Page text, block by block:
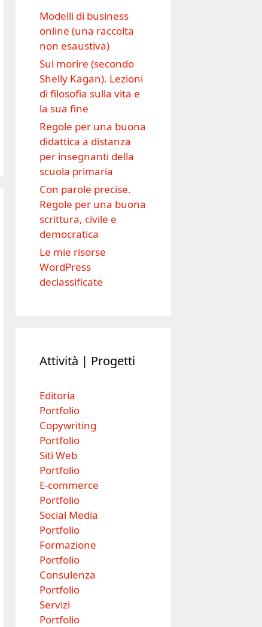
Modelli di business
online (una raccolta
non esaustiva)
Sul morire (secondo
Shelly Kagan). Lezioni
di filosofia sulla vita e
la sua fine
Regole per una buona
didattica a distanza
per insegnanti della
scuola primaria
Con parole precise.
Regole per una buona
scrittura, civile e
democratica
Le mie risorse
WordPress
declassificate
Attività | Progetti
Editoria
Portfolio
Copywriting
Portfolio
Siti Web
Portfolio
E-commerce
Portfolio
Social Media
Portfolio
Formazione
Portfolio
Consulenza
Portfolio
Servizi
Portfolio